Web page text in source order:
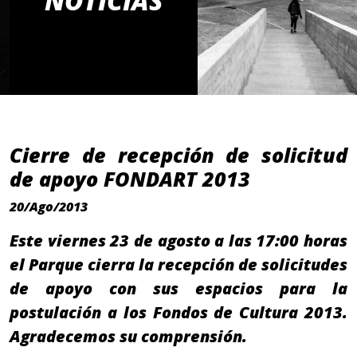
Cierre de recepción de solicitud
de apoyo FONDART 2013
20/Ago/2013
Este viernes 23 de agosto a las 17:00 horas
el Parque cierra la recepción de solicitudes
de apoyo con sus espacios para la
postulación a los Fondos de Cultura 2013.
Agradecemos su comprensión.